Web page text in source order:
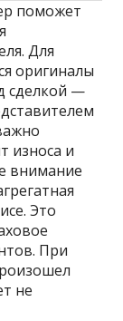
поможет
Для
оригиналы
сделкой —
износа и
внимание
Это
При
не